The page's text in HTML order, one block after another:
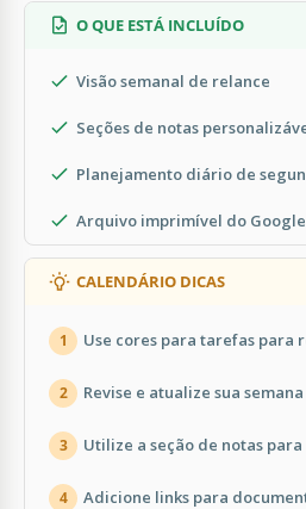
O QUE ESTÁ INCLUÍDO
Visão semanal de relance
Seções de notas
Planejamento diário de
Arquivo imprimível do Google
CALENDÁRIO DICAS
1 Use cores para tarefas para
2 Revise e atualize sua
3 Utilize a seção de notas
4 Adicione links para